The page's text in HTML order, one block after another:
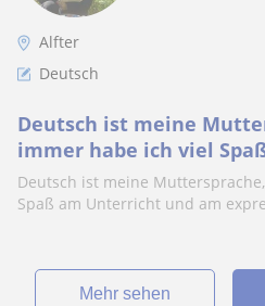
Alfter
Deutsch
Deutsch ist meine
immer habe ich viel
am expressiven
Deutsch ist meine
Spaß am Unterricht und am
Mehr sehen